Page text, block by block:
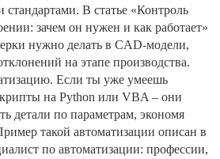
стандартами. В статье «Контроль
зачем он нужен и как работает»
нужно делать в CAD‑модели,
на этапе производства.
Если ты уже умеешь
на Python или VBA – они
детали по параметрам, экономя
такой автоматизации описан в
по автоматизации: профессии,